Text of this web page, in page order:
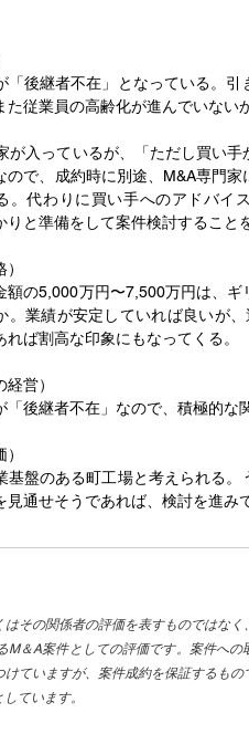
「後継者不在」となっている。
た従業員の高齢化が進んでいない
が入っているが、「ただし買い手
ので、成約時に別途、M&A専門家
。代わりに買い手へのアドバイ
りと準備をして案件検討すること
額の5,000万円〜7,500万円は、ギ
。業績が安定していれば良いが
れば割高な印象にもなってくる。
経営）
「後継者不在」なので、積極的な
基盤のある町工場と考えられる
見通せそうであれば、検討を進み
その関係者の評価を表すものではな
M＆A案件としての評価です。案件へ
ていますが、案件成約を保証するも
ています。